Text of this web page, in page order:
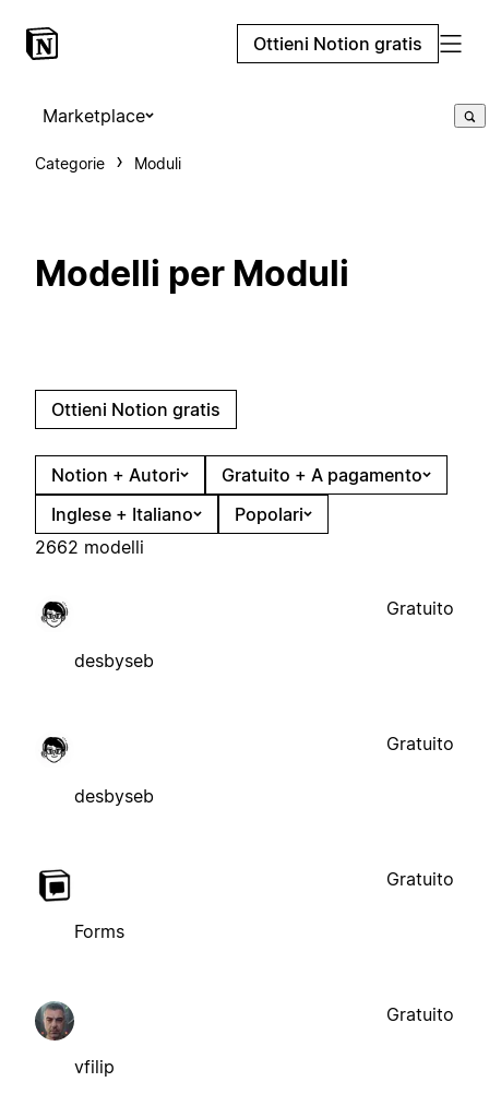
Ottieni Notion gratis
Marketplace
Categorie Moduli
Modelli per Moduli
Ottieni Notion gratis
Notion + Autori
Gratuito + A pagamento
Inglese + Italiano
Popolari
2662 modelli
desbyseb
Gratuito
desbyseb
Gratuito
Forms
Gratuito
vfilip
Gratuito